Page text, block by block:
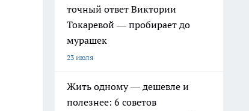
точный ответ Виктории
Токаревой — пробирает до
мурашек
23 июля
Жить одному — дешевле и
полезнее: 6 советов